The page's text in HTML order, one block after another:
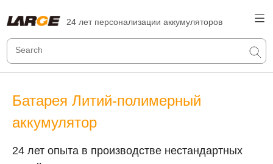
24 лет персонализации аккумуляторов
Батарея Литий-полимерный
аккумулятор
24 лет опыта в производстве нестандартных